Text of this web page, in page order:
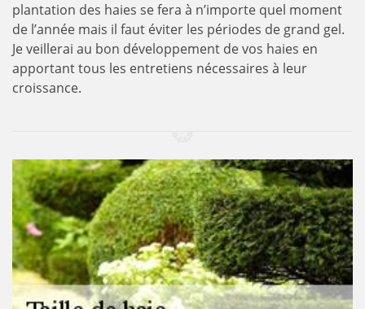
plantation des haies se fera à n’importe quel moment
de l’année mais il faut éviter les périodes de grand gel.
Je veillerai au bon développement de vos haies en
apportant tous les entretiens nécessaires à leur
croissance.